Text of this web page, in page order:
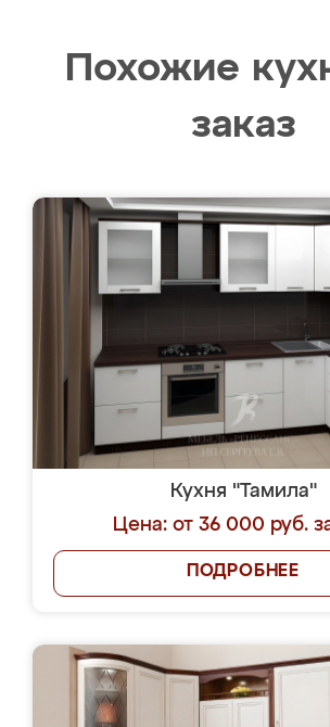
Похожие
заказ
Кухня "Тамила"
Цена: от 36 000 руб.
ПОДРОБНЕЕ